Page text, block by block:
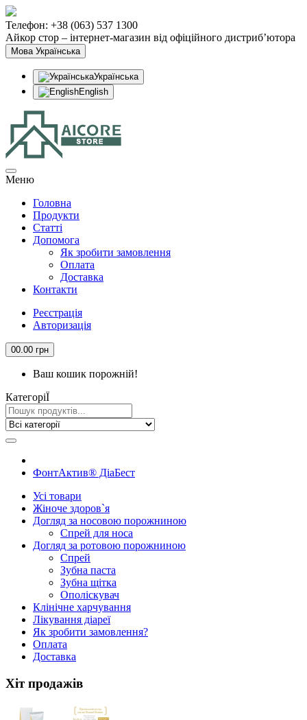
Телефон: +38 (063) 537 1300
Айкор стор – інтернет-магазин від офіційного дистриб’ютора
Мова Українська
Українська
English
Меню
Головна
Продукти
Статтi
Допомога
Як зробити замовлення
Оплата
Доставка
Контакти
Реєстрація
Авторизація
00.00 грн
Ваш кошик порожній!
КатегорiЇ
ФонтАктив® ДіаБест
Усi товари
Жіноче здоров`я
Догляд за носовою порожниною
Спрей для носа
Догляд за ротовою порожниною
Спрей
Зубна паста
Зубна щiтка
Ополіскувач
Клiнiчне харчування
Лiкування дiареї
Як зробити замовлення?
Оплата
Доставка
Хіт продажів